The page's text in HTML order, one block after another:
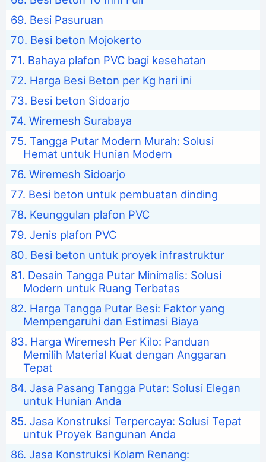
Besi Pasuruan
Besi beton Mojokerto
Bahaya plafon PVC bagi kesehatan
Harga Besi Beton per Kg hari ini
Besi beton Sidoarjo
Wiremesh Surabaya
Tangga Putar Modern Murah: Solusi
Hemat untuk Hunian Modern
Wiremesh Sidoarjo
Besi beton untuk pembuatan dinding
Keunggulan plafon PVC
Jenis plafon PVC
Besi beton untuk proyek infrastruktur
Desain Tangga Putar Minimalis: Solusi
Modern untuk Ruang Terbatas
Harga Tangga Putar Besi: Faktor yang
Mempengaruhi dan Estimasi Biaya
Harga Wiremesh Per Kilo: Panduan
Memilih Material Kuat dengan Anggaran
Tepat
Jasa Pasang Tangga Putar: Solusi Elegan
untuk Hunian Anda
Jasa Konstruksi Terpercaya: Solusi Tepat
untuk Proyek Bangunan Anda
Jasa Konstruksi Kolam Renang: